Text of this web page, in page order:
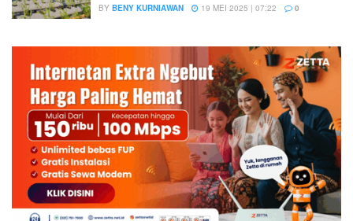
BY BENY KURNIAWAN 19 MEI 2025 | 07:22 0